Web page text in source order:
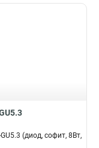
(диод, софит, 8Вт,